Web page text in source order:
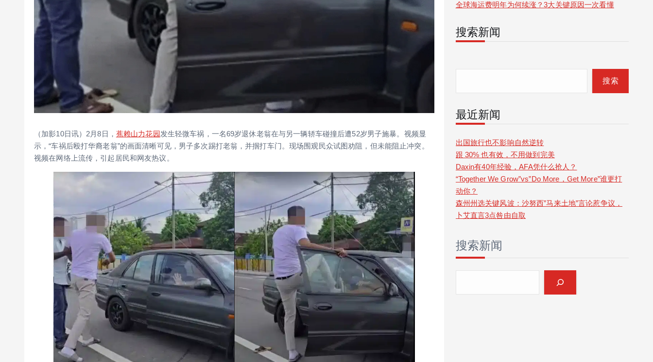
（加影10日讯）2月8日， 蕉赖山力花园发生轻微车祸，一名69岁退休老翁在与另一辆轿车碰撞后遭52岁男子施暴。视频显
示，“车祸后殴打华裔老翁”的画面清晰可见，男子多次踢打老翁，并掴打车门。现场围观民众试图劝阻，但未能阻止冲突。
视频在网络上流传，引起居民和网友热议。
全球海运费明年为何续涨？3大关键原因一次看懂
搜索新闻
r
c
h
搜索
最近新闻
出国旅行也不影响自然逆转
跟 30% 也有效，不用做到完美
Daxin有40年经验，AFA凭什么抢人？
“Together We Grow”vs”Do More，Get More”谁更打
动你？
森州州选关键风波：沙努西”马来土地”言论惹争议，
卜艾直言3点咎由自取
搜索新闻